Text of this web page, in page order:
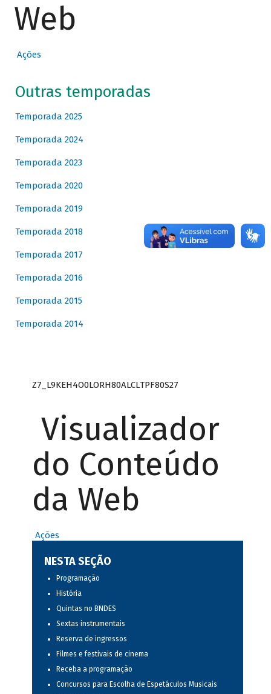
Web
Ações
Outras temporadas
Temporada 2025
Temporada 2024
Temporada 2023
Temporada 2020
Temporada 2019
Temporada 2018
Temporada 2017
Temporada 2016
Temporada 2015
Temporada 2014
Z7_L9KEH4O0LORH80ALCLTPF80S27
Visualizador
do Conteúdo
da Web
Ações
NESTA SEÇÃO
Programação
História
Quintas no BNDES
Sextas instrumentais
Reserva de ingressos
Filmes e festivais de cinema
Receba a programação
Concursos para Escolha de Espetáculos Musicais